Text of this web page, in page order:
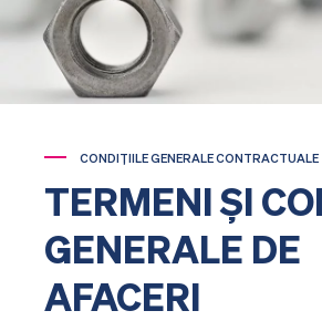
CONDIŢIILE GENERALE CONTRACTUALE
TERMENI ŞI
GENERALE DE
AFACERI